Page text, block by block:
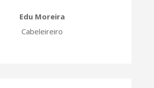
Edu Moreira
Cabeleireiro